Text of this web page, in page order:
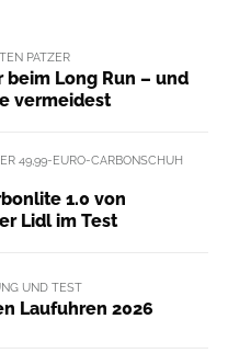
PATZER
beim Long Run – und
vermeidest
49,99-EURO-CARBONSCHUH
1.0 von
Lidl im Test
UND TEST
Laufuhren 2026